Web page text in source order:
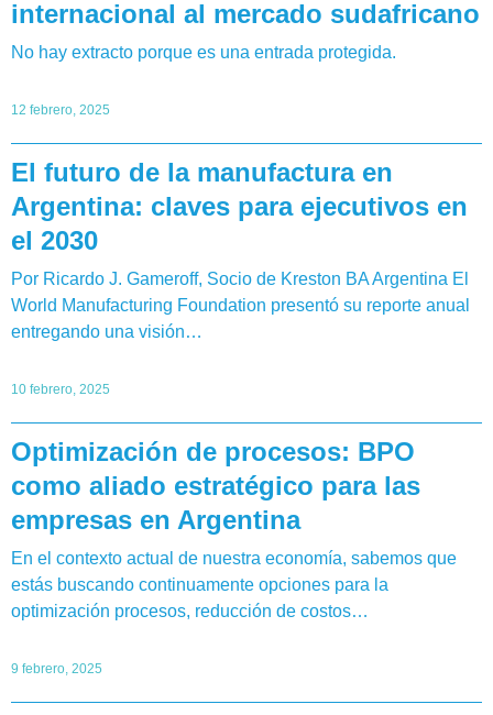
internacional al mercado sudafricano
No hay extracto porque es una entrada protegida.
12 febrero, 2025
El futuro de la manufactura en
Argentina: claves para ejecutivos en
el 2030
Por Ricardo J. Gameroff, Socio de Kreston BA Argentina El
World Manufacturing Foundation presentó su reporte anual
entregando una visión…
10 febrero, 2025
Optimización de procesos: BPO
como aliado estratégico para las
empresas en Argentina
En el contexto actual de nuestra economía, sabemos que
estás buscando continuamente opciones para la
optimización procesos, reducción de costos…
9 febrero, 2025